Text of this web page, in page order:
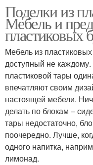
Поделки из
Мебель и
пластиковых
Мебель из
доступный не
пластиковой тары
впечатляют своим
настоящей мебели.
делать по блокам –
тары недостаточно,
поочередно. Лучше,
одного напитка,
лимонад.